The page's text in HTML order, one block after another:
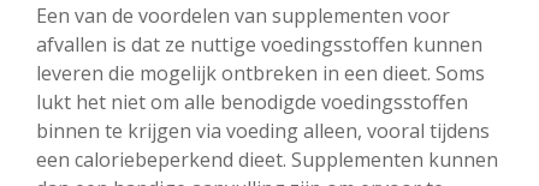
Een van de voordelen van supplementen voor
afvallen is dat ze nuttige voedingsstoffen kunnen
leveren die mogelijk ontbreken in een dieet. Soms
lukt het niet om alle benodigde voedingsstoffen
binnen te krijgen via voeding alleen, vooral tijdens
een caloriebeperkend dieet. Supplementen kunnen